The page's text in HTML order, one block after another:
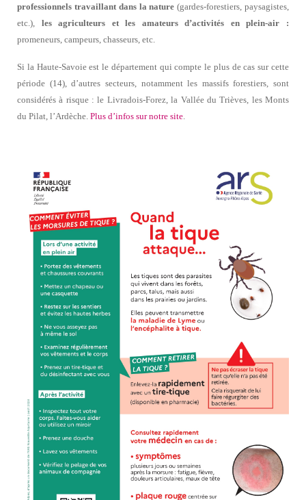
professionnels travaillant dans la nature(gardes-forestiers, paysagistes,
etc.), les agriculteurs et les amateurs d’activités en plein-air :
promeneurs, campeurs, chasseurs, etc.
Si la Haute-Savoie est le département qui compte le plus de cas sur cette
période (14), d’autres secteurs, notamment les massifs forestiers, sont
considérés à risque : le Livradois-Forez, la Vallée du Trièves, les Monts
du Pilat, l’Ardèche. Plus d’infos sur notre site